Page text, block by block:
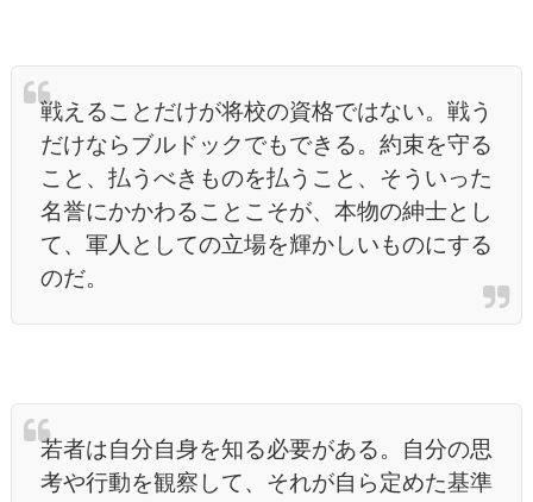
戦えることだけが将校の資格ではない。戦う
だけならブルドックでもできる。約束を守る
こと、払うべきものを払うこと、そういった
名誉にかかわることこそが、本物の紳士とし
て、軍人としての立場を輝かしいものにする
のだ。
若者は自分自身を知る必要がある。自分の思
考や行動を観察して、それが自ら定めた基準